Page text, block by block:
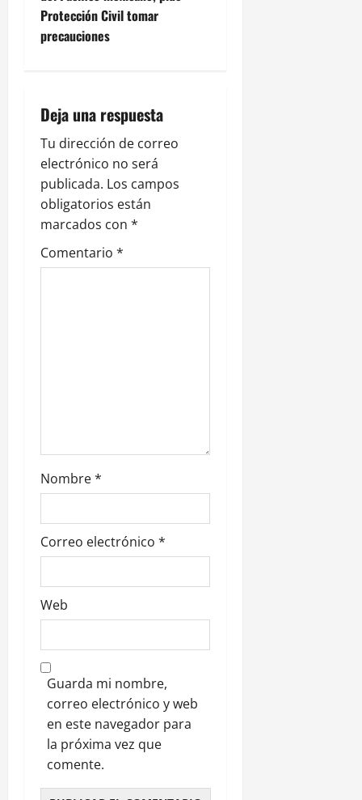
a
c
ó
n
d
e
e
a
s
Protección Civil tomar
precauciones
Deja una respuesta
Tu dirección de correo
electrónico no será
publicada. Los campos
obligatorios están
marcados con *
Comentario *
Nombre*
Correo electrónico *
Web
Guarda mi nombre,
correo electrónico y web
en este navegador para
la próxima vez que
comente.